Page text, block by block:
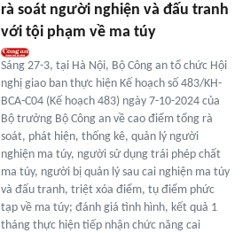
rà soát người nghiện và đấu tranh
với tội phạm về ma túy
Sáng 27-3, tại Hà Nội, Bộ Công an tổ chức Hội
nghị giao ban thực hiện Kế hoạch số 483/KH-
BCA-C04 (Kế hoạch 483) ngày 7-10-2024 của
Bộ trưởng Bộ Công an về cao điểm tổng rà
soát, phát hiện, thống kê, quản lý người
nghiện ma túy, người sử dụng trái phép chất
ma túy, người bị quản lý sau cai nghiện ma túy
và đấu tranh, triệt xóa điểm, tụ điểm phức
tạp về ma túy; đánh giá tình hình, kết quả 1
tháng thực hiện tiếp nhận chức năng cai